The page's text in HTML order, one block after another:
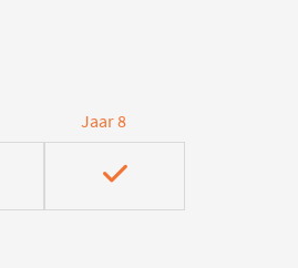
Jaar 8